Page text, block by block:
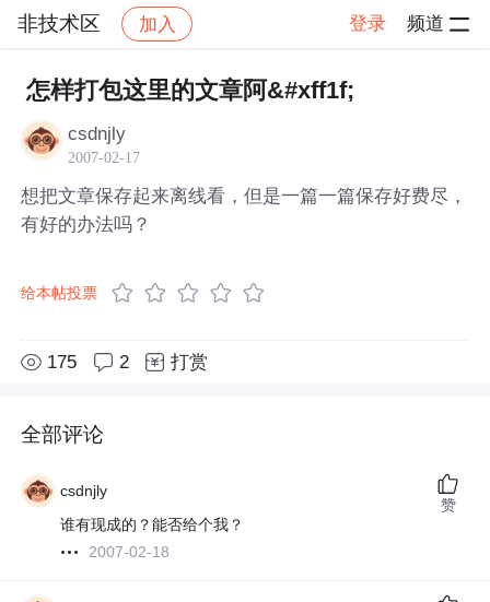
非技术区 加入 登录 频道
社区 非技术区 帖子详情
怎样打包这里的文章阿&#xff1f;
csdnjly
2007-02-17
想把文章保存起来离线看，但是一篇一篇保存好费尽，
有好的办法吗？
给本帖投票
175 2 打赏
全部评论
csdnjly
谁有现成的？能否给个我？
2007-02-18
赞